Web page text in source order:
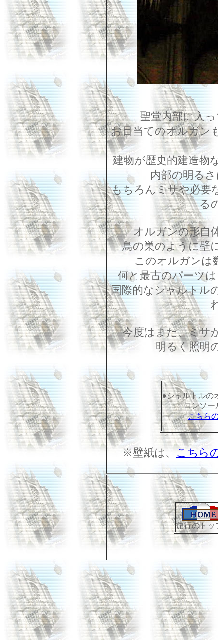
聖堂内部に入
お目当てのオルガン
建物が歴史的建造物
内部の明る
もちろんミサや必要
る
オルガンの形自
鳥の巣のように壁
このオルガンは
何と最古のパーツ
国際的なシャルトル
今度はまた、ミサ
明るく照明
●シャルトルの
コンソー
こちら
※壁紙は、 こちら
旅行のトッ